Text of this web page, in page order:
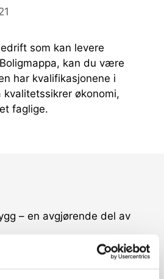
som kan levere
kan du være
har kvalifikasjonene i
kvalitetssikrer økonomi,
faglige.
– en avgjørende del av
sameier – trygg rømning